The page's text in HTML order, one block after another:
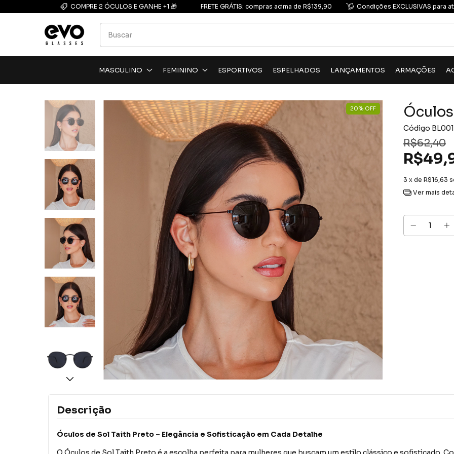
COMPRE 2 ÓCULOS E GANHE +1 🎁 FRETE GRÁTIS: compras acima de R$139,90 Condições EXCLUSIVAS para
MASCULINO FEMININO ESPORTIVOS ESPELHADOS LANÇAMENTOS ARMAÇÕES
20% OFF
Código
R$62,40
3 x de R$16,63
Ver mais
Descrição
Óculos de Sol Taith Preto – Elegância e Sofisticação em Cada Detalhe